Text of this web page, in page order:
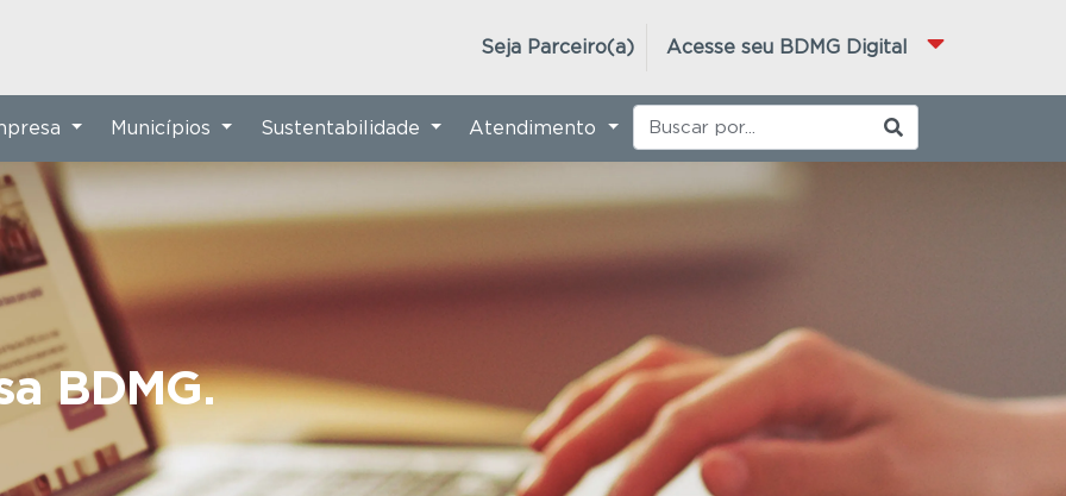
Acesse seu BDMG Digital
Seja Parceiro(a)
BDMG.
Municípios Sustentabilidade Atendimento